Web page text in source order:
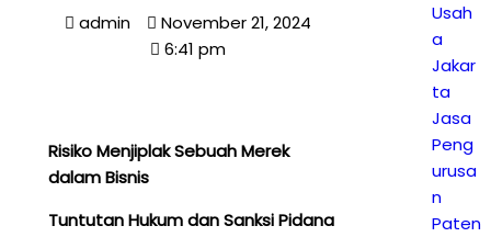
admin
November 21, 2024
6:41 pm
Risiko Menjiplak Sebuah Merek
dalam Bisnis
Tuntutan Hukum dan Sanksi Pidana
Usah
a
Jakar
ta
Jasa
Peng
urusa
n
Paten